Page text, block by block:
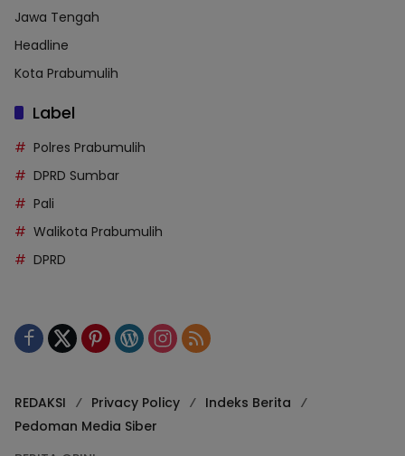
Jawa Tengah
Headline
Kota Prabumulih
Label
Polres Prabumulih
DPRD Sumbar
Pali
Walikota Prabumulih
DPRD
REDAKSI Privacy Policy
Indeks Berita
Pedoman Media Siber